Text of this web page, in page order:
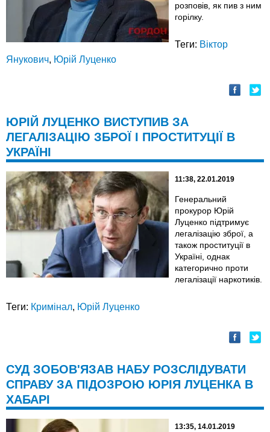
розповів, як пив з ним
горілку.
Теги: Віктор
Янукович, Юрій Луценко
ЮРІЙ ЛУЦЕНКО ВИСТУПИВ ЗА
ЛЕГАЛІЗАЦІЮ ЗБРОЇ І ПРОСТИТУЦІЇ В
УКРАЇНІ
11:38, 22.01.2019
Генеральний
прокурор Юрій
Луценко підтримує
легалізацію зброї, а
також проституції в
Україні, однак
категорично проти
легалізації наркотиків.
Теги: Кримінал, Юрій Луценко
СУД ЗОБОВ'ЯЗАВ НАБУ РОЗСЛІДУВАТИ
СПРАВУ ЗА ПІДОЗРОЮ ЮРІЯ ЛУЦЕНКА В
ХАБАРІ
13:35, 14.01.2019